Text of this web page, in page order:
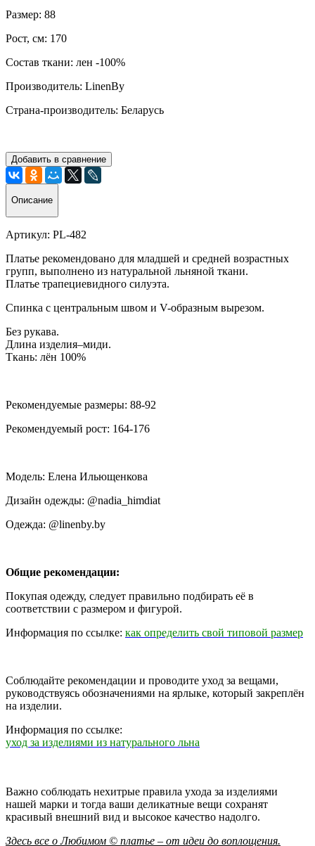
Размер: 88
Рост, см: 170
Состав ткани: лен -100%
Производитель: LinenBy
Страна-производитель: Беларусь
Добавить в сравнение
Описание
Артикул: PL-482
Платье рекомендовано для младшей и средней возрастных
групп, выполнено из натуральной льняной ткани.
Платье трапециевидного силуэта.
Спинка с центральным швом и V-образным вырезом.
Без рукава.
Длина изделия–миди.
Ткань: лён 100%
Рекомендуемые размеры: 88-92
Рекомендуемый рост: 164-176
Модель: Елена Ильющенкова
Дизайн одежды: @nadia_himdiat
Одежда: @linenby.by
Общие рекомендации:
Покупая одежду, следует правильно подбирать её в
соответствии с размером и фигурой.
Информация по ссылке: как определить свой типовой размер
Соблюдайте рекомендации и проводите уход за вещами,
руководствуясь обозначениями на ярлыке, который закреплён
на изделии.
Информация по ссылке:
уход за изделиями из натурального льна
Важно соблюдать нехитрые правила ухода за изделиями
нашей марки и тогда ваши деликатные вещи сохранят
красивый внешний вид и высокое качество надолго.
Здесь все о Любимом © платье – от идеи до воплощения.